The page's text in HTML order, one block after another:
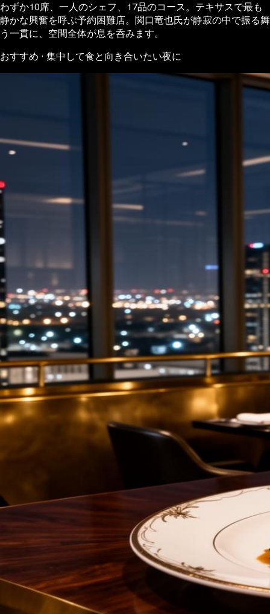
わずか10席、一人のシェフ、17品のコース。テキサスで最も
静かな興奮を呼ぶ予約困難店。関口竜也氏が静寂の中で振る舞
う一貫に、空間全体が息を呑みます。
おすすめ · 集中して食と向き合いたい夜に